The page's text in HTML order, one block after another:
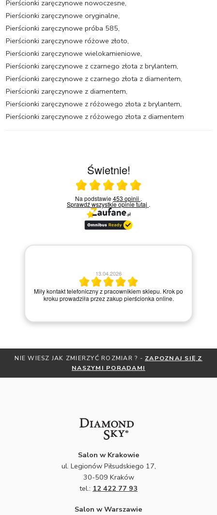
Pierścionki zaręczynowe nowoczesne,
Pierścionki zaręczynowe oryginalne,
Pierścionki zaręczynowe próba 585,
Pierścionki zaręczynowe różowe złoto,
Pierścionki zaręczynowe wielokamieniowe,
Pierścionki zaręczynowe z czarnego złota z brylantem,
Pierścionki zaręczynowe z czarnego złota z diamentem,
Pierścionki zaręczynowe z diamentem,
Pierścionki zaręczynowe z różowego złota z brylantem,
Pierścionki zaręczynowe z różowego złota z diamentem
Świetnie!
Ocena średnia 5 na 5
Na podstawie453 opinii .
Sprawdź wszystkie opinietutaj .
13.04.2026
Miły kontakt telefoniczny z pracownikiem sklepu. Krok po
kroku prowadziła przez zakup pierścionka online.
NIE WIESZ JAK ZMIERZYĆ ROZMIAR ? - ZAPOZNAJ SIĘ Z
NASZYMI PORADAMI
Salon w Krakowie
ul. Legionów Piłsudskiego 17,
30-509 Kraków
tel.: 12 422 77 93
Salon w Warszawie